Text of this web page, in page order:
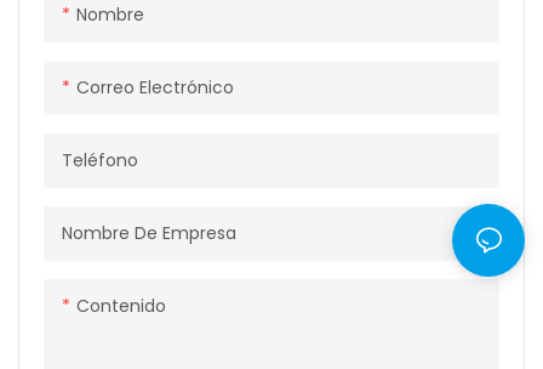
Nombre
Correo Electrónico
Teléfono
Nombre De Empresa
Contenido